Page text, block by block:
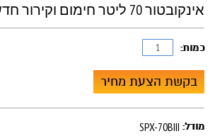
אינקובטור 70 ליטר חימום וקירור חדש
כמות:
בקשת הצעת מחיר
מודל: SPX-70BIII